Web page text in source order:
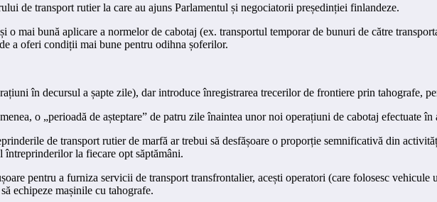
de transport rutier la care au ajuns Parlamentul și negociatorii președinției finlandeze.
mai bună aplicare a normelor de cabotaj (ex. transportul temporar de bunuri de către
a oferi condiții mai bune pentru odihna șoferilor.
în decursul a șapte zile), dar introduce înregistrarea trecerilor de frontiere prin tahografe,
o „perioadă de așteptare” de patru zile înaintea unor noi operațiuni de cabotaj efectuate în
de transport rutier de marfă ar trebui să desfășoare o proporție semnificativă din
la fiecare opt săptămâni.
pentru a furniza servicii de transport transfrontalier, acești operatori (care folosesc vehicule
echipeze mașinile cu tahografe.